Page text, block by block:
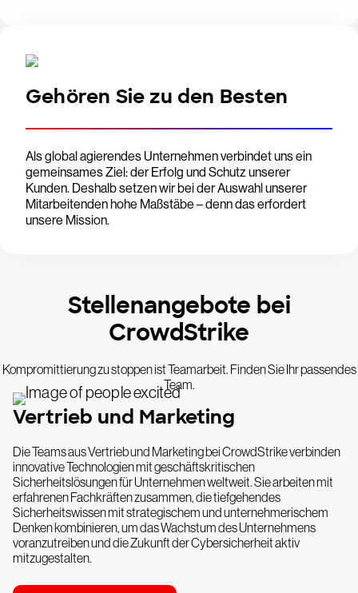
Gehören Sie zu den Besten
Als global agierendes Unternehmen verbindet uns ein
gemeinsames Ziel: der Erfolg und Schutz unserer
Kunden. Deshalb setzen wir bei der Auswahl unserer
Mitarbeitenden hohe Maßstäbe – denn das erfordert
unsere Mission.
Stellenangebote bei
CrowdStrike
Kompromittierung zu stoppen ist Teamarbeit. Finden Sie Ihr passendes
Team.
Vertrieb und Marketing
Die Teams aus Vertrieb und Marketing bei CrowdStrike verbinden
innovative Technologien mit geschäftskritischen
Sicherheitslösungen für Unternehmen weltweit. Sie arbeiten mit
erfahrenen Fachkräften zusammen, die tiefgehendes
Sicherheitswissen mit strategischem und unternehmerischem
Denken kombinieren, um das Wachstum des Unternehmens
voranzutreiben und die Zukunft der Cybersicherheit aktiv
mitzugestalten.